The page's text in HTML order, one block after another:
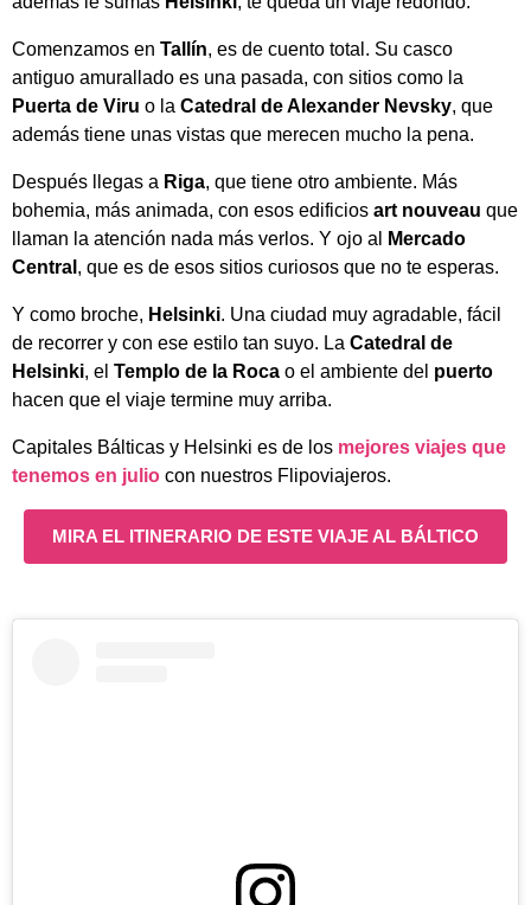
Comenzamos en Tallín, es de cuento total. Su casco
antiguo amurallado es una pasada, con sitios como la
Puerta de Viru o la Catedral de Alexander Nevsky, que
además tiene unas vistas que merecen mucho la pena.
Después llegas a Riga, que tiene otro ambiente. Más
bohemia, más animada, con esos edificios art nouveau que
llaman la atención nada más verlos. Y ojo al
Mercado
Central , que es de esos sitios curiosos que no te esperas.
Y como broche, Helsinki. Una ciudad muy agradable, fácil
de recorrer y con ese estilo tan suyo. La Catedral de
Helsinki, el Templo de la Roca o el ambiente del puerto
hacen que el viaje termine muy arriba.
Capitales Bálticas y Helsinki es de los mejores viajes que
tenemos en julio con nuestros Flipoviajeros.
MIRA EL ITINERARIO DE ESTE VIAJE AL BÁLTICO